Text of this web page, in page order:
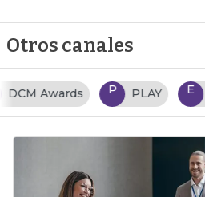
Otros canales
P PLAY E ENCUENTROS